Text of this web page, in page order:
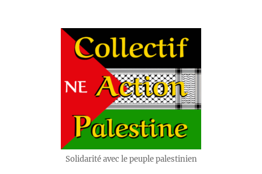
Solidarité avec le peuple palestinien